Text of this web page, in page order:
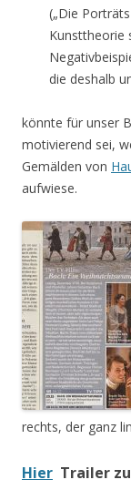
(„Die
Kunsttheorie
die deshalb
könnte für unser
motivierend sei,
Gemälden von
aufwiese.
rechts, der ganz
Hier Trailer